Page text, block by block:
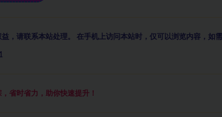
，请联系本站处理。 在手机上访问本站时，仅可以浏览内容，如需
省时省力，助你快速提升！